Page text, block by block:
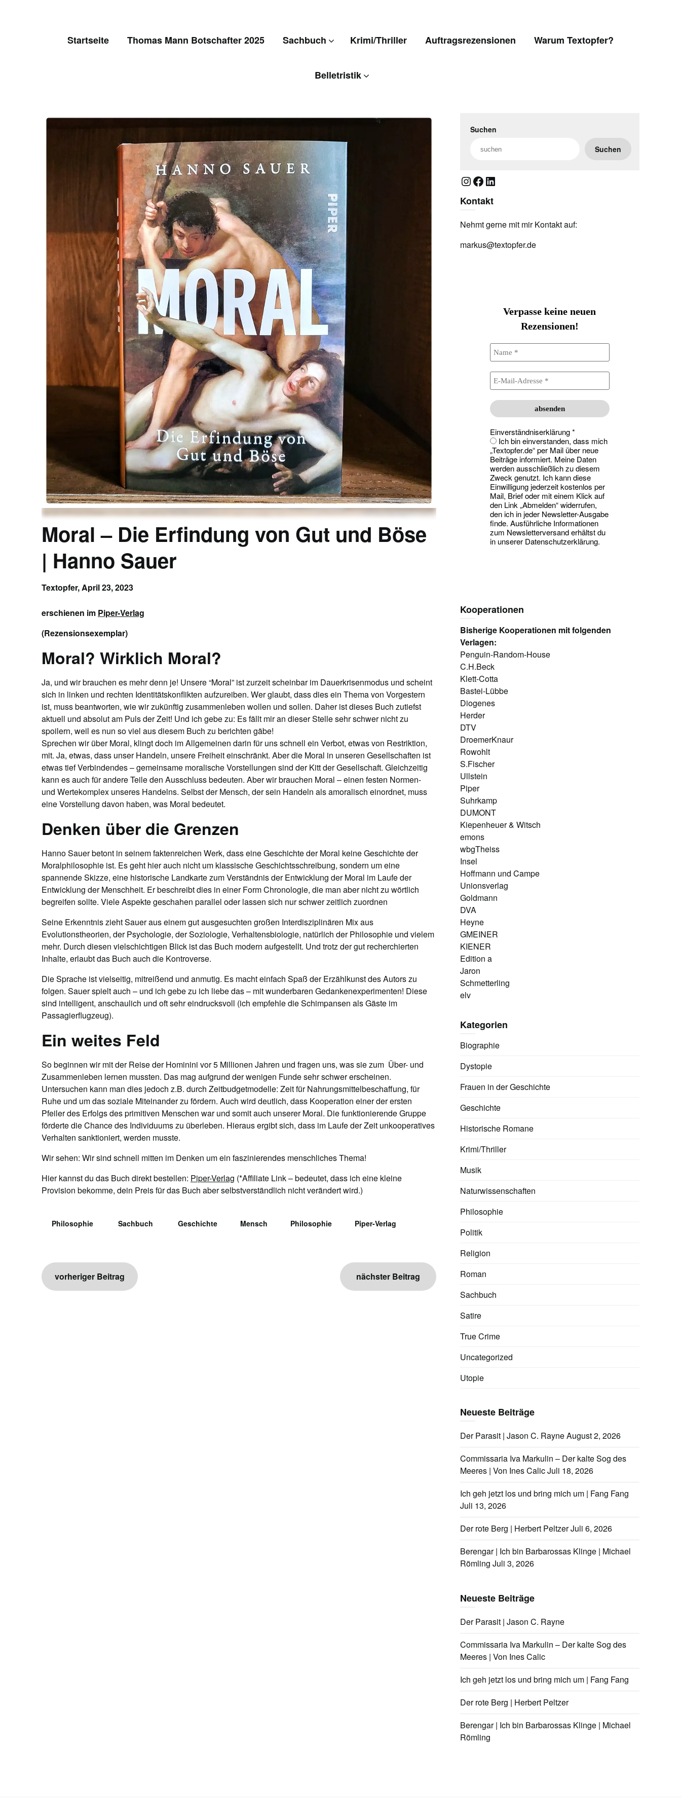
Startseite Thomas Mann Botschafter 2025 Sachbuch Krimi/Thriller Auftragsrezensionen Warum Textopfer?
Belletristik
Moral – Die Erfindung von Gut und Böse
| Hanno Sauer
Textopfer,April 23, 2023
erschienen im Piper-Verlag
(Rezensionsexemplar)
Moral? Wirklich Moral?
Ja, und wir brauchen es mehr denn je! Unsere “Moral” ist zurzeit scheinbar im Dauerkrisenmodus und scheint
sich in linken und rechten Identitätskonflikten aufzureiben. Wer glaubt, dass dies ein Thema von Vorgestern
ist, muss beantworten, wie wir zukünftig zusammenleben wollen und sollen. Daher ist dieses Buch zutiefst
aktuell und absolut am Puls der Zeit! Und ich gebe zu: Es fällt mir an dieser Stelle sehr schwer nicht zu
spoilern, weil es nun so viel aus diesem Buch zu berichten gäbe!
Sprechen wir über Moral, klingt doch im Allgemeinen darin für uns schnell ein Verbot, etwas von Restriktion,
mit. Ja, etwas, dass unser Handeln, unsere Freiheit einschränkt. Aber die Moral in unseren Gesellschaften ist
etwas tief Verbindendes – gemeinsame moralische Vorstellungen sind der Kitt der Gesellschaft. Gleichzeitig
kann es auch für andere Teile den Ausschluss bedeuten. Aber wir brauchen Moral – einen festen Normen-
und Wertekomplex unseres Handelns. Selbst der Mensch, der sein Handeln als amoralisch einordnet, muss
eine Vorstellung davon haben, was Moral bedeutet.
Denken über die Grenzen
Hanno Sauer betont in seinem faktenreichen Werk, dass eine Geschichte der Moral keine Geschichte der
Moralphilosophie ist. Es geht hier auch nicht um klassische Geschichtsschreibung, sondern um eine
spannende Skizze, eine historische Landkarte zum Verständnis der Entwicklung der Moral im Laufe der
Entwicklung der Menschheit. Er beschreibt dies in einer Form Chronologie, die man aber nicht zu wörtlich
begreifen sollte. Viele Aspekte geschahen parallel oder lassen sich nur schwer zeitlich zuordnen
Seine Erkenntnis zieht Sauer aus einem gut ausgesuchten großen Interdisziplinären Mix aus
Evolutionstheorien, der Psychologie, der Soziologie, Verhaltensbiologie, natürlich der Philosophie und vielem
mehr. Durch diesen vielschichtigen Blick ist das Buch modern aufgestellt. Und trotz der gut recherchierten
Inhalte, erlaubt das Buch auch die Kontroverse.
Die Sprache ist vielseitig, mitreißend und anmutig. Es macht einfach Spaß der Erzählkunst des Autors zu
folgen. Sauer spielt auch – und ich gebe zu ich liebe das – mit wunderbaren Gedankenexperimenten! Diese
sind intelligent, anschaulich und oft sehr eindrucksvoll (ich empfehle die Schimpansen als Gäste im
Passagierflugzeug).
Ein weites Feld
So beginnen wir mit der Reise der Hominini vor 5 Millionen Jahren und fragen uns, was sie zum Über- und
Zusammenleben lernen mussten. Das mag aufgrund der wenigen Funde sehr schwer erscheinen.
Untersuchen kann man dies jedoch z.B. durch Zeitbudgetmodelle: Zeit für Nahrungsmittelbeschaffung, für
Ruhe und um das soziale Miteinander zu fördern. Auch wird deutlich, dass Kooperation einer der ersten
Pfeiler des Erfolgs des primitiven Menschen war und somit auch unserer Moral. Die funktionierende Gruppe
förderte die Chance des Individuums zu überleben. Hieraus ergibt sich, dass im Laufe der Zeit unkooperatives
Verhalten sanktioniert, werden musste.
Wir sehen: Wir sind schnell mitten im Denken um ein faszinierendes menschliches Thema!
Hier kannst du das Buch direkt bestellen: Piper-Verlag (*Affiliate Link – bedeutet, dass ich eine kleine
Provision bekomme, dein Preis für das Buch aber selbstverständlich nicht verändert wird.)
Philosophie Sachbuch Geschichte Mensch Philosophie Piper-Verlag
Beitragsnavigation
vorheriger Beitrag nächster Beitrag
Suchen
Suchen
Instagram
Facebook
LinkedIn
Kontakt
Nehmt gerne mit mir Kontakt auf:
markus@textopfer.de
Verpasse keine neuen
Rezensionen!
Einverständniserklärung*
Ich bin einverstanden, dass mich
„Textopfer.de“ per Mail über neue
Beiträge informiert. Meine Daten
werden ausschließlich zu diesem
Zweck genutzt. Ich kann diese
Einwilligung jederzeit kostenlos per
Mail, Brief oder mit einem Klick auf
den Link „Abmelden“ widerrufen,
den ich in jeder Newsletter-Ausgabe
finde. Ausführliche Informationen
zum Newsletterversand erhältst du
in unserer Datenschutzerklärung.
Kooperationen
Bisherige Kooperationen mit folgenden
Verlagen:
Penguin-Random-House
C.H.Beck
Klett-Cotta
Bastei-Lübbe
Diogenes
Herder
DTV
DroemerKnaur
Rowohlt
S.Fischer
Ullstein
Piper
Suhrkamp
DUMONT
Kiepenheuer & Witsch
emons
wbgTheiss
Insel
Hoffmann und Campe
Unionsverlag
Goldmann
DVA
Heyne
GMEINER
KIENER
Edition a
Jaron
Schmetterling
elv
Kategorien
Biographie
Dystopie
Frauen in der Geschichte
Geschichte
Historische Romane
Krimi/Thriller
Musik
Naturwissenschaften
Philosophie
Politik
Religion
Roman
Sachbuch
Satire
True Crime
Uncategorized
Utopie
Neueste Beiträge
Der Parasit | Jason C. RayneAugust 2, 2026
Commissaria Iva Markulin – Der kalte Sog des
Meeres | Von Ines CalicJuli 18, 2026
Ich geh jetzt los und bring mich um | Fang Fang
Juli 13, 2026
Der rote Berg | Herbert PeltzerJuli 6, 2026
Berengar | Ich bin Barbarossas Klinge | Michael
Römling Juli 3, 2026
Neueste Beiträge
Der Parasit | Jason C. Rayne
Commissaria Iva Markulin – Der kalte Sog des
Meeres | Von Ines Calic
Ich geh jetzt los und bring mich um | Fang Fang
Der rote Berg | Herbert Peltzer
Berengar | Ich bin Barbarossas Klinge | Michael
Römling